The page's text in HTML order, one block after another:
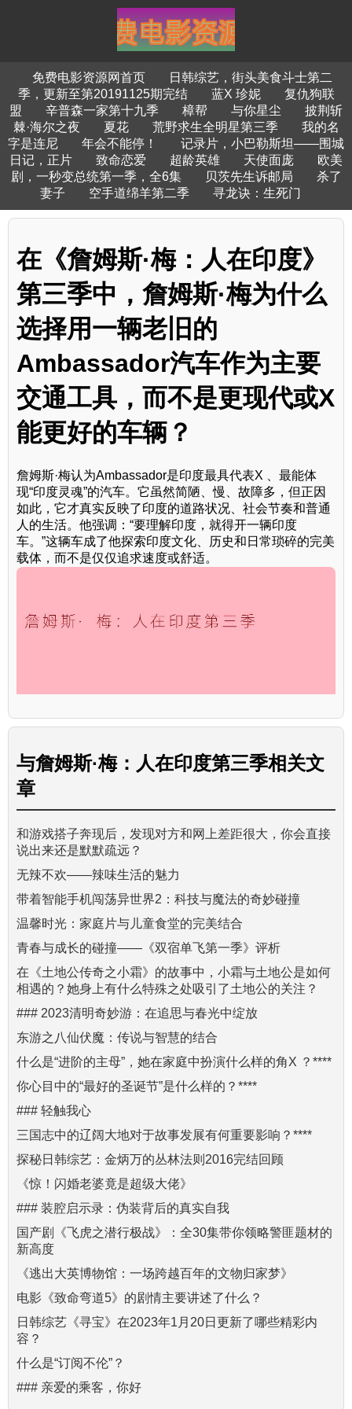
免费电影资源网首页
日韩综艺，街头美食斗士第二
季，更新至第20191125期完结
蓝X 珍妮
复仇狗联
盟
辛普森一家第十九季 樟帮 与你星尘
披荆斩
棘·海尔之夜
夏花 荒野求生全明星第三季
我的名
字是连尼
年会不能停！
记录片，小巴勒斯坦——围城
日记，正片
致命恋爱 超龄英雄 天使面庞
欧美
剧，一秒变总统第一季，全6集
贝茨先生诉邮局
杀了
妻子
空手道绵羊第二季 寻龙诀：生死门
在《詹姆斯·梅：人在印度》
第三季中，詹姆斯·梅为什么
选择用一辆老旧的
Ambassador汽车作为主要
交通工具，而不是更现代或X
能更好的车辆？
詹姆斯·梅认为Ambassador是印度最具代表X 、最能体
现“印度灵魂”的汽车。它虽然简陋、慢、故障多，但正因
如此，它才真实反映了印度的道路状况、社会节奏和普通
人的生活。他强调：“要理解印度，就得开一辆印度
车。”这辆车成了他探索印度文化、历史和日常琐碎的完美
载体，而不是仅仅追求速度或舒适。
与詹姆斯·梅：人在印度第三季相关文
章
和游戏搭子奔现后，发现对方和网上差距很大，你会直接
说出来还是默默疏远？
无辣不欢——辣味生活的魅力
带着智能手机闯荡异世界2：科技与魔法的奇妙碰撞
温馨时光：家庭片与儿童食堂的完美结合
青春与成长的碰撞——《双宿单飞第一季》评析
在《土地公传奇之小霜》的故事中，小霜与土地公是如何
相遇的？她身上有什么特殊之处吸引了土地公的关注？
### 2023清明奇妙游：在追思与春光中绽放
东游之八仙伏魔：传说与智慧的结合
什么是“进阶的主母”，她在家庭中扮演什么样的角X ？****
你心目中的“最好的圣诞节”是什么样的？****
### 轻触我心
三国志中的辽阔大地对于故事发展有何重要影响？****
探秘日韩综艺：金炳万的丛林法则2016完结回顾
《惊！闪婚老婆竟是超级大佬》
### 装腔启示录：伪装背后的真实自我
国产剧《飞虎之潜行极战》：全30集带你领略警匪题材的
新高度
《逃出大英博物馆：一场跨越百年的文物归家梦》
电影《致命弯道5》的剧情主要讲述了什么？
日韩综艺《寻宝》在2023年1月20日更新了哪些精彩内
容？
什么是“订阅不伦”？
### 亲爱的乘客，你好